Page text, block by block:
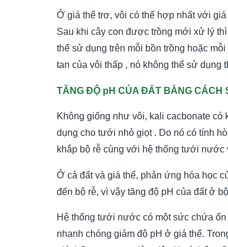
Ở giá thể trơ, vôi có thể hợp nhất với
Sau khi cây con được trồng mới xử lý
thể sử dụng trên mỗi bồn trồng hoặc
tan của vôi thấp , nó không thể sử dụng
TĂNG ĐỘ pH CỦA ĐẤT BẰNG CÁCH
Không giống như vôi, kali cacbonate
dụng cho tưới nhỏ giọt . Do nó có tính
khắp bộ rễ cùng với hệ thống tưới nước
Ở cả đất và giá thể, phản ứng hóa học
đến bộ rễ, vì vậy tăng độ pH của đất ở
Hệ thống tưới nước có một sức chứa
nhanh chóng giảm độ pH ở giá thể.